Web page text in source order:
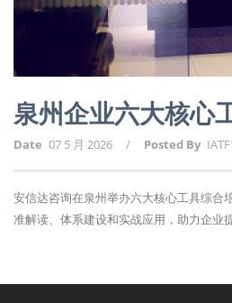
泉州企业六大核心
Date 07 5 月 2026 / Posted By
安信达咨询在泉州举办六大核心工具综合
准解读、体系建设和实战应用，助力企业